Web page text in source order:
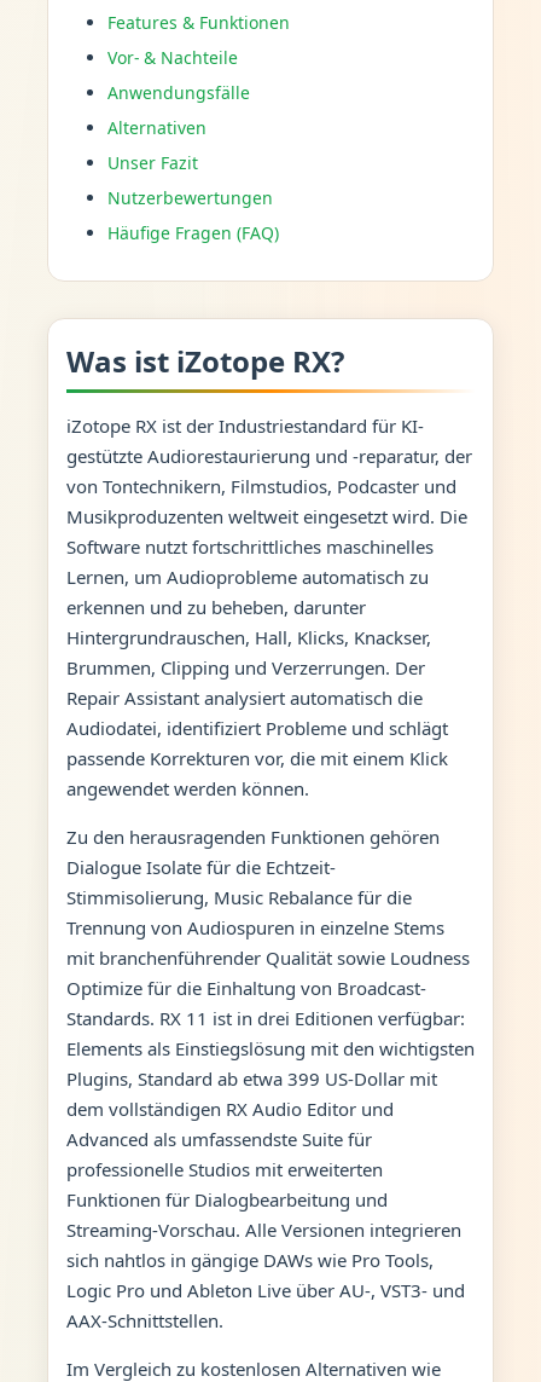
Features & Funktionen
Vor- & Nachteile
Anwendungsfälle
Alternativen
Unser Fazit
Nutzerbewertungen
Häufige Fragen (FAQ)
Was ist iZotope RX?
iZotope RX ist der Industriestandard für KI-
gestützte Audiorestaurierung und -reparatur, der
von Tontechnikern, Filmstudios, Podcaster und
Musikproduzenten weltweit eingesetzt wird. Die
Software nutzt fortschrittliches maschinelles
Lernen, um Audioprobleme automatisch zu
erkennen und zu beheben, darunter
Hintergrundrauschen, Hall, Klicks, Knackser,
Brummen, Clipping und Verzerrungen. Der
Repair Assistant analysiert automatisch die
Audiodatei, identifiziert Probleme und schlägt
passende Korrekturen vor, die mit einem Klick
angewendet werden können.
Zu den herausragenden Funktionen gehören
Dialogue Isolate für die Echtzeit-
Stimmisolierung, Music Rebalance für die
Trennung von Audiospuren in einzelne Stems
mit branchenführender Qualität sowie Loudness
Optimize für die Einhaltung von Broadcast-
Standards. RX 11 ist in drei Editionen verfügbar:
Elements als Einstiegslösung mit den wichtigsten
Plugins, Standard ab etwa 399 US-Dollar mit
dem vollständigen RX Audio Editor und
Advanced als umfassendste Suite für
professionelle Studios mit erweiterten
Funktionen für Dialogbearbeitung und
Streaming-Vorschau. Alle Versionen integrieren
sich nahtlos in gängige DAWs wie Pro Tools,
Logic Pro und Ableton Live über AU-, VST3- und
AAX-Schnittstellen.
Im Vergleich zu kostenlosen Alternativen wie